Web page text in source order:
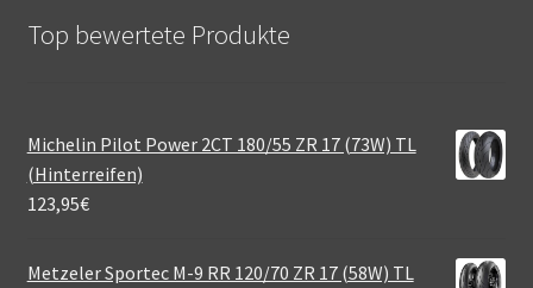
Top bewertete Produkte
Michelin Pilot Power 2CT 180/55 ZR 17 (73W) TL
(Hinterreifen)
123,95€
Metzeler Sportec M-9 RR 120/70 ZR 17 (58W) TL